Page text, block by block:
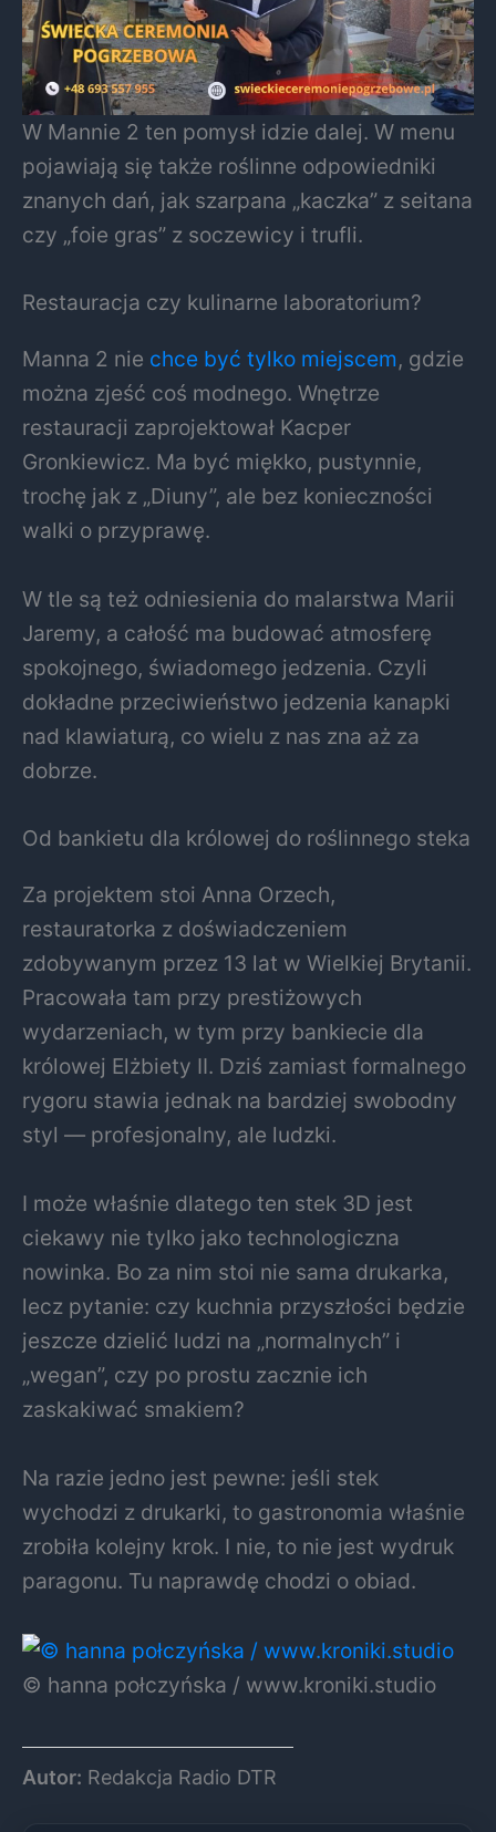
W Mannie 2 ten pomysł idzie dalej. W menu
pojawiają się także roślinne odpowiedniki
znanych dań, jak szarpana „kaczka” z seitana
czy „foie gras” z soczewicy i trufli.
Restauracja czy kulinarne laboratorium?
Manna 2 nie chce być tylko miejscem, gdzie
można zjeść coś modnego. Wnętrze
restauracji zaprojektował Kacper
Gronkiewicz. Ma być miękko, pustynnie,
trochę jak z „Diuny”, ale bez konieczności
walki o przyprawę.
W tle są też odniesienia do malarstwa Marii
Jaremy, a całość ma budować atmosferę
spokojnego, świadomego jedzenia. Czyli
dokładne przeciwieństwo jedzenia kanapki
nad klawiaturą, co wielu z nas zna aż za
dobrze.
Od bankietu dla królowej do roślinnego steka
Za projektem stoi Anna Orzech,
restauratorka z doświadczeniem
zdobywanym przez 13 lat w Wielkiej Brytanii.
Pracowała tam przy prestiżowych
wydarzeniach, w tym przy bankiecie dla
królowej Elżbiety II. Dziś zamiast formalnego
rygoru stawia jednak na bardziej swobodny
styl — profesjonalny, ale ludzki.
I może właśnie dlatego ten stek 3D jest
ciekawy nie tylko jako technologiczna
nowinka. Bo za nim stoi nie sama drukarka,
lecz pytanie: czy kuchnia przyszłości będzie
jeszcze dzielić ludzi na „normalnych” i
„wegan”, czy po prostu zacznie ich
zaskakiwać smakiem?
Na razie jedno jest pewne: jeśli stek
wychodzi z drukarki, to gastronomia właśnie
zrobiła kolejny krok. I nie, to nie jest wydruk
paragonu. Tu naprawdę chodzi o obiad.
© hanna połczyńska / www.kroniki.studio
Autor: Redakcja Radio DTR